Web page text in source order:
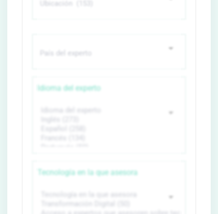
Idioma del experto
Tecnología en la que asesora